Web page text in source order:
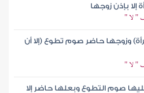
إلا بإذن زوجها
" لا "
وزوجها حاضر صوم تطوع (إلا أن
" لا "
صوم التطوع وبعلها حاضر إلا